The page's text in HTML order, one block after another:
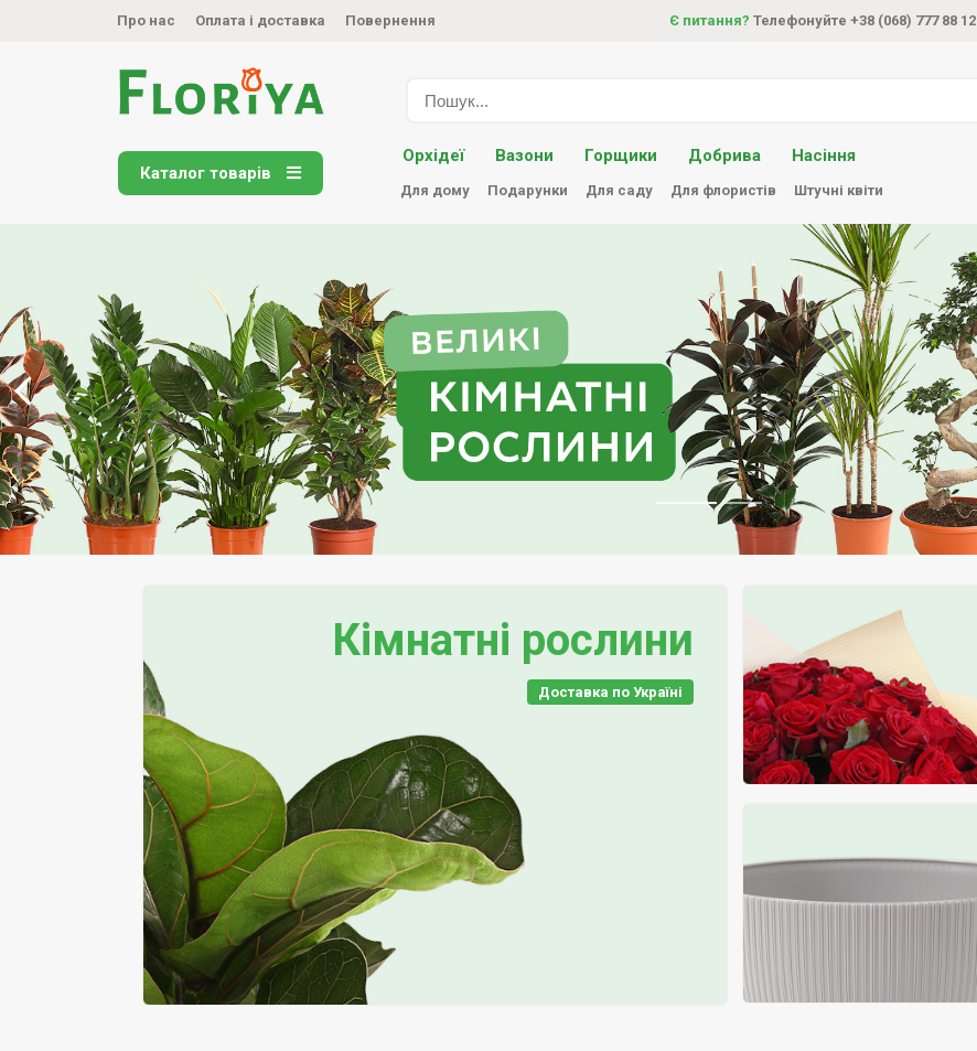
Про нас Оплата і доставка Повернення Є питання? Телефонуйте +38 (068) 777 88 12
Каталог товарів
Орхідеї Вазони Горщики Добрива Насіння
Для дому Подарунки Для саду Для флористів Штучні квіти
Кімнатні рослини
Доставка по Україні